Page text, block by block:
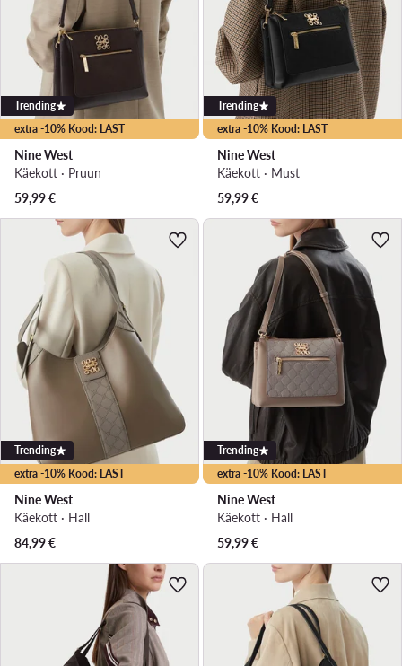
extra -10% Kood: LAST
Trending
Nine West
Käekott · Pruun
59,99€
extra -10% Kood: LAST
Trending
Nine West
Käekott · Must
59,99€
extra -10% Kood: LAST
Trending
Nine West
Käekott · Hall
84,99€
extra -10% Kood: LAST
Trending
Nine West
Käekott · Hall
59,99€